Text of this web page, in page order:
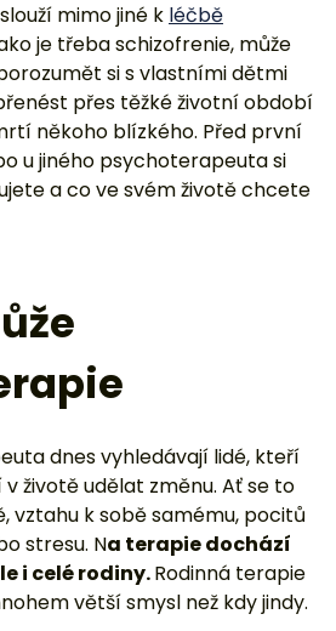
mimo jiné k léčbě
je třeba schizofrenie, může
si s vlastními dětmi
přes těžké životní období
někoho blízkého. Před první
u jiného psychoterapeuta si
a co ve svém životě chcete
dnes vyhledávají lidé, kteří
životě udělat změnu. Ať se to
vztahu k sobě samému, pocitů
stresu. Na terapie dochází
i celé rodiny.Rodinná terapie
větší smysl než kdy jindy.